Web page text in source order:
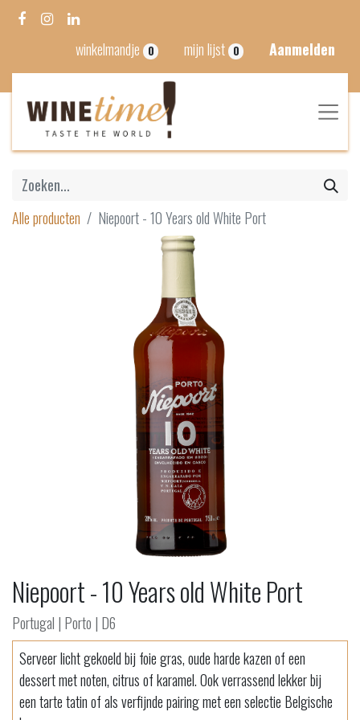
winkelmandje 0 mijn lijst 0 Aanmelden
Alle producten Niepoort - 10 Years old White Port
Niepoort - 10 Years old White Port
Portugal | Porto | D6
Serveer licht gekoeld bij foie gras, oude harde kazen of een
dessert met noten, citrus of karamel. Ook verrassend lekker bij
een tarte tatin of als verfijnde pairing met een selectie Belgische